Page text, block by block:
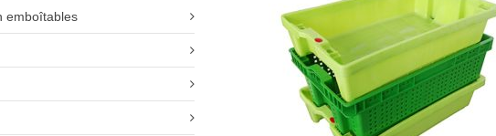
emboîtables